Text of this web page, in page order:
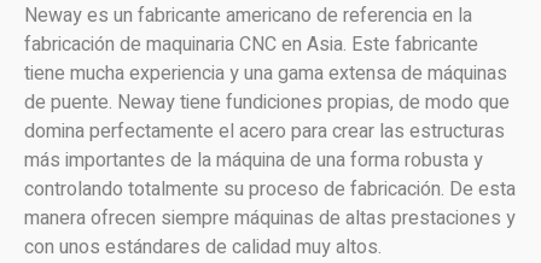
Neway es un fabricante americano de referencia en la
fabricación de maquinaria CNC en Asia. Este fabricante
tiene mucha experiencia y una gama extensa de máquinas
de puente. Neway tiene fundiciones propias, de modo que
domina perfectamente el acero para crear las estructuras
más importantes de la máquina de una forma robusta y
controlando totalmente su proceso de fabricación. De esta
manera ofrecen siempre máquinas de altas prestaciones y
con unos estándares de calidad muy altos.